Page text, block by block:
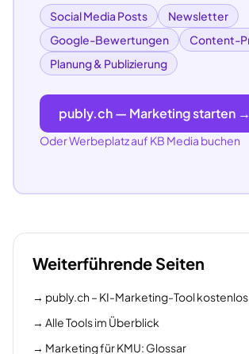
Social Media Posts
Newsletter
Google-Bewertungen
Content-
Planung & Publizierung
publy.ch — Marketing starten →
Oder Werbeplatz auf KB Media buchen
Weiterführende Seiten
→ publy.ch – KI-Marketing-Tool
→ Alle Tools im Überblick
→ Marketing für KMU: Glossar